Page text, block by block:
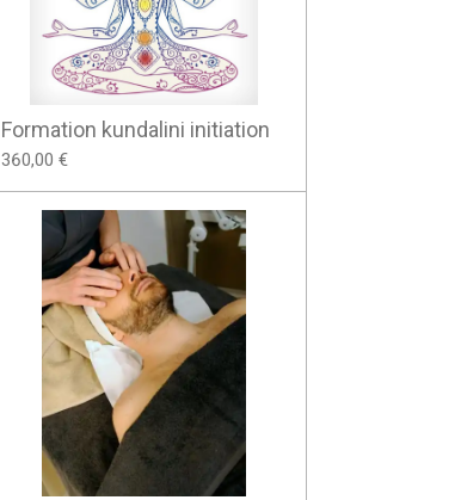
Formation kundalini initiation
360,00 €